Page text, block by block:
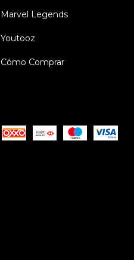
Marvel Legends
Youtooz
Cómo Comprar